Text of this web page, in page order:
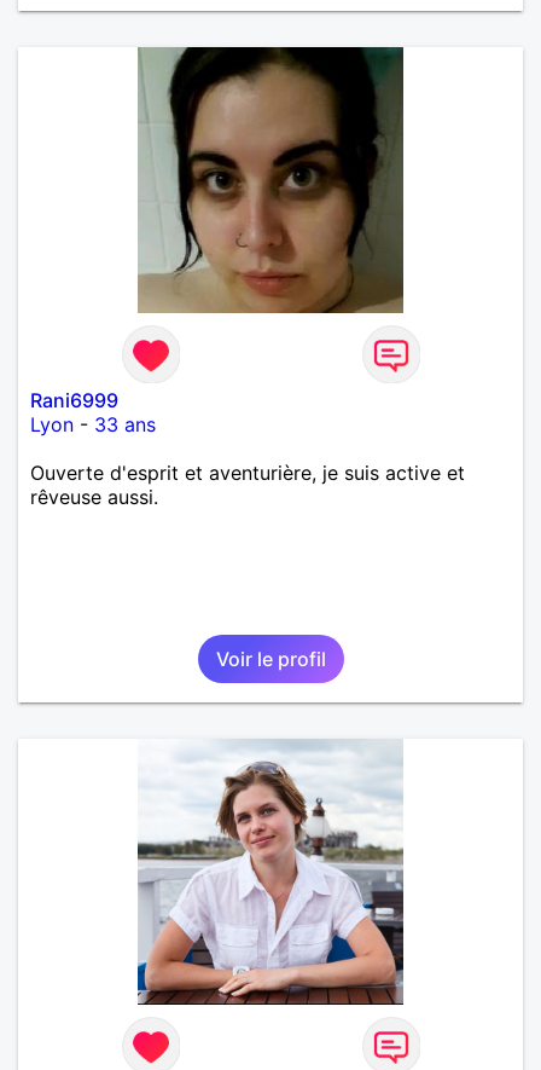
Rani6999
Lyon - 33 ans
Ouverte d'esprit et aventurière, je suis active et
rêveuse aussi.
Voir le profil